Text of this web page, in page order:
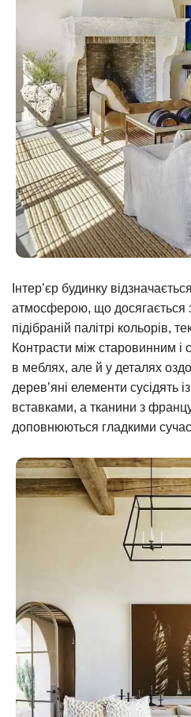
Інтер’єр будинку
атмосферою, що досягається
підібраній палітрі кольорів,
Контрасти між старовинним і
в меблях, але й у деталях
дерев’яні елементи сусідять
вставками, а тканини з
доповнюються гладкими